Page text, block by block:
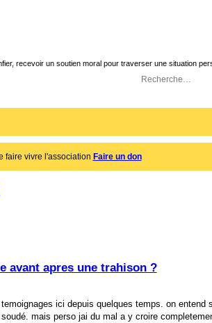
recevoir un soutien moral pour traverser une situation
faire vivre l'association Faire un don
avant apres une trahison ?
ici depuis quelques temps. on entend
mais perso jai du mal a y croire